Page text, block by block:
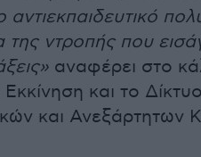
αντιεκπαιδευτικό
της ντροπής που
αναφέρει στο
Εκκίνηση και το
και Ανεξάρτητων